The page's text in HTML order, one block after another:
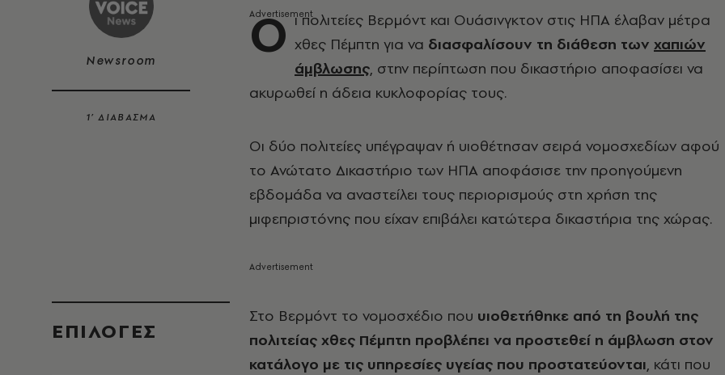
Newsroom
1’ ΔΙΑΒΑΣΜΑ
EΠΙΛΟΓΈΣ
Ο ι πολιτείες Βερμόντ και Ουάσινγκτον στις ΗΠΑ έλαβαν μέτρα
χθες Πέμπτη για να διασφαλίσουν τη διάθεση των χαπιών
άμβλωσης, στην περίπτωση που δικαστήριο αποφασίσει να
ακυρωθεί η άδεια κυκλοφορίας τους.
Οι δύο πολιτείες υπέγραψαν ή υιοθέτησαν σειρά νομοσχεδίων αφού
το Ανώτατο Δικαστήριο των ΗΠΑ αποφάσισε την προηγούμενη
εβδομάδα να αναστείλει τους περιορισμούς στη χρήση της
μιφεπριστόνης που είχαν επιβάλει κατώτερα δικαστήρια της χώρας.
Στο Βερμόντ το νομοσχέδιο που υιοθετήθηκε από τη βουλή της
πολιτείας χθες Πέμπτη προβλέπει να προστεθεί η άμβλωση στον
κατάλογο με τις υπηρεσίες υγείας που προστατεύονται, κάτι που